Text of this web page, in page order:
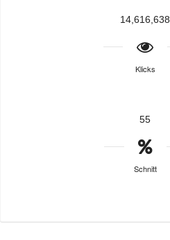
14,616,638
Klicks
55
Schnitt